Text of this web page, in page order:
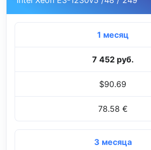
1 месяц
7 452 руб.
$90.69
78.58 €
3 месяца